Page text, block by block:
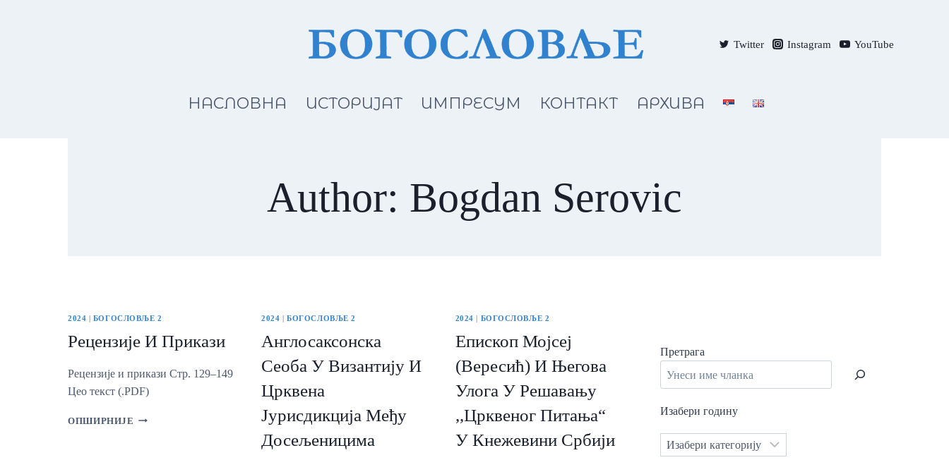
Twitter Instagram YouTube
НАСЛОВНА ИСТОРИЈАТ ИМПРЕСУМ КОНТАКТ АРХИВА
Author: Bogdan Serovic
2024 БОГОСЛОВЉЕ 2
Рецензије И Прикази
Рецензије и прикази Стр. 129–149
Цео текст (.PDF)
ОПШИРНИЈЕ РЕЦЕНЗИЈЕ
2024 |БОГОСЛОВЉЕ 2
Англосаксонска
Сеоба У Византију И
Црквена
Јурисдикција Међу
Досељеницима
2024 БОГОСЛОВЉЕ 2
Епископ Мојсеј
(Вересић) И Његова
Улога У Решавању
,,Црквеног Питања“
У Кнежевини Србији
Претрага
Изабери годину
Категорије